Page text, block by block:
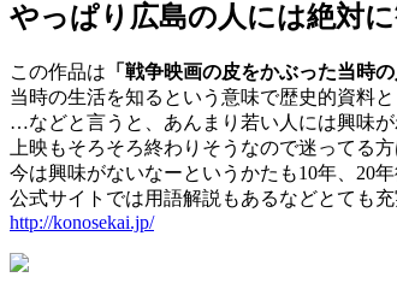
やっぱり広島の人には絶対
この作品は 「戦争映画の皮をかぶった当時
当時の生活を知るという意味で歴史的資料
…などと言うと、あんまり若い人には興味
上映もそろそろ終わりそうなので迷ってる
今は興味がないなーというかたも10年、20
公式サイトでは用語解説もあるなどとても
http://konosekai.jp/